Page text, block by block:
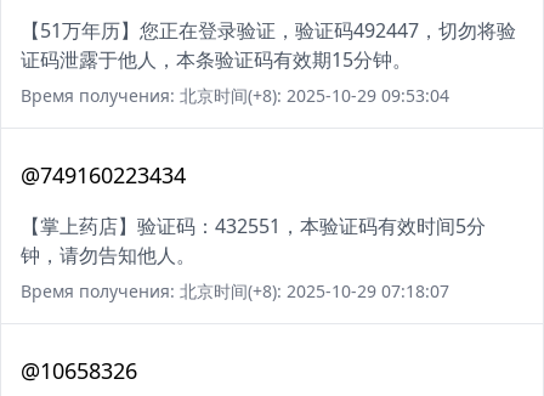
【51万年历】您正在登录验证，验证码492447，切勿将验
证码泄露于他人，本条验证码有效期15分钟。
Время получения: 北京时间(+8): 2025-10-29 09:53:04
@749160223434
【掌上药店】验证码：432551，本验证码有效时间5分
钟，请勿告知他人。
Время получения: 北京时间(+8): 2025-10-29 07:18:07
@10658326